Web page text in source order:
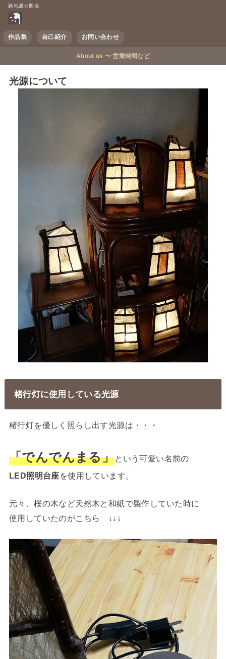
路地裏☆照会
作品集 自己紹介 お問い合わせ
About us 〜 営業時間など
光源について
楮行灯に使用している光源
楮行灯を優しく照らし出す光源は・・・
「でんでんまる」という可愛い名前の
LED照明台座を使用しています。
元々、桜の木など天然木と和紙で製作していた時に
使用していたのがこちら ↓↓↓